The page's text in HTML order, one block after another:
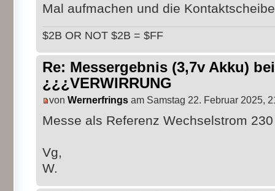
Mal aufmachen und die
$2B OR NOT $2B = $FF
Re: Messergebnis (3,7v Akku)
¿¿¿VERWIRRUNG
von Wernerfrings am Samstag 22. Februar 2025,
Messe als Referenz Wechselstrom 230
Vg,
W.